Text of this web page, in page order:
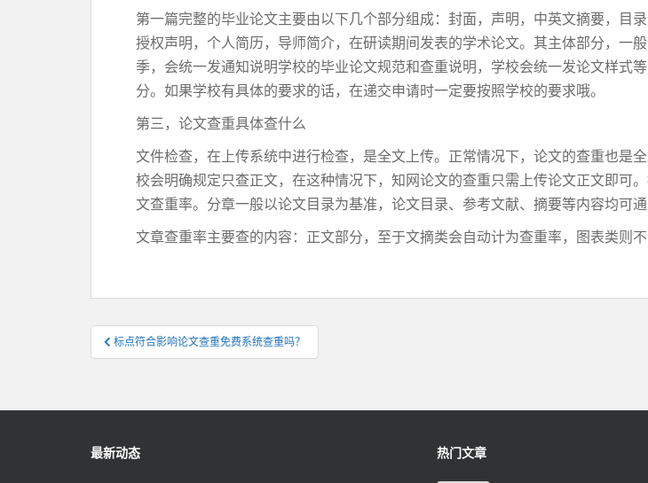
第一篇完整的毕业论文主要由以下几个部分组成：封面，声明，中英文摘要，目
授权声明，个人简历，导师简介，在研读期间发表的学术论文。其主体部分，一
季，会统一发通知说明学校的毕业论文规范和查重说明，学校会统一发论文样式
分。如果学校有具体的要求的话，在递交申请时一定要按照学校的要求哦。
第三，论文查重具体查什么
文件检查，在上传系统中进行检查，是全文上传。正常情况下，论文的查重也是
校会明确规定只查正文，在这种情况下，知网论文的查重只需上传论文正文即可
文查重率。分章一般以论文目录为基准，论文目录、参考文献、摘要等内容均可通
文章查重率主要查的内容：正文部分，至于文摘类会自动计为查重率，图表类则不
文
章
航
标点符合影响论文查重免费系统查重吗？
最新动态 热门文章